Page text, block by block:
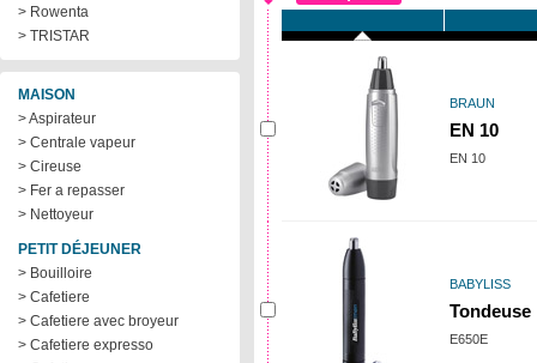
> Rowenta
> TRISTAR
MAISON
> Aspirateur
> Centrale vapeur
> Cireuse
> Fer a repasser
> Nettoyeur
PETIT DÉJEUNER
> Bouilloire
> Cafetiere
> Cafetiere avec broyeur
> Cafetiere expresso
BRAUN
EN 10
EN 10
BABYLISS
Tondeuse
E650E